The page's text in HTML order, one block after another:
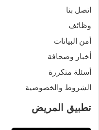
اتصل بنا
وظائف
أمن البيانات
أخبار وصحافة
أسئلة متكررة
الشروط والخصوصية
تطبيق المريض